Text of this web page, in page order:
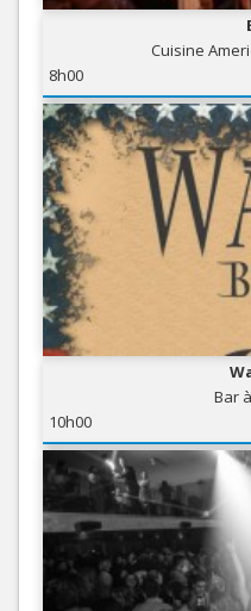
Cuisine
8h00
Bar
10h00